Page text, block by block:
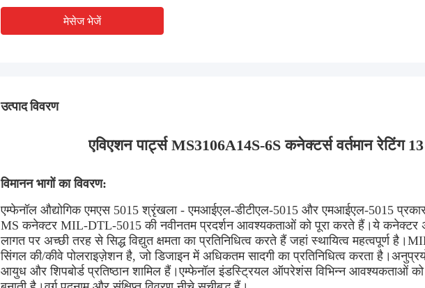
मेसेज भेजें
उत्पाद विवरण
एविएशन पार्ट्स MS3106A14S-6S कनेक्टर्स वर्तमान रेटिंग
विमानन भागों का विवरण:
एम्फेनॉल औद्योगिक एमएस 5015 श्रृंखला - एमआईएल-डीटीएल-5015 और एमआईएल-5015
MS कनेक्टर MIL-DTL-5015 की नवीनतम प्रदर्शन आवश्यकताओं को पूरा करते हैं।ये कनेक्टर
लागत पर अच्छी तरह से सिद्ध विद्युत क्षमता का प्रतिनिधित्व करते हैं जहां स्थायित्व महत्वपूर्ण
सिंगल की/कीवे पोलराइज़ेशन है, जो डिजाइन में अधिकतम सादगी का प्रतिनिधित्व करता
आयुध और शिपबोर्ड प्रतिष्ठान शामिल हैं।एम्फेनॉल इंडस्ट्रियल ऑपरेशंस विभिन्न आवश्यकताओं